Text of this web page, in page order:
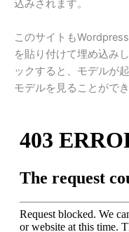
込みされます。
このサイトも
を貼り付けて埋め込み
ックすると、モデルが
モデルを見ることができ